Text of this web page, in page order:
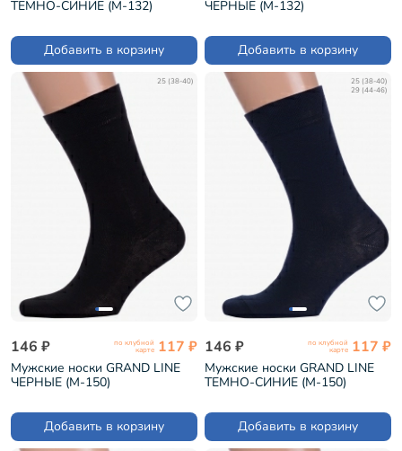
ТЕМНО-СИНИЕ (М-132)
Добавить в корзину
ЧЕРНЫЕ (М-132)
Добавить в корзину
25 (38-40)
146 ₽ по клубной
карте 117 ₽
Мужские носки GRAND LINE
ЧЕРНЫЕ (М-150)
Добавить в корзину
25 (38-40)
29 (44-46)
146 ₽ по клубной
карте 117 ₽
Мужские носки GRAND LINE
ТЕМНО-СИНИЕ (М-150)
Добавить в корзину